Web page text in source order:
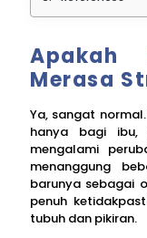
Apakah
Merasa
Ya, sangat
hanya bagi ibu,
mengalami
menanggung
barunya sebagai
penuh
tubuh dan pikiran.